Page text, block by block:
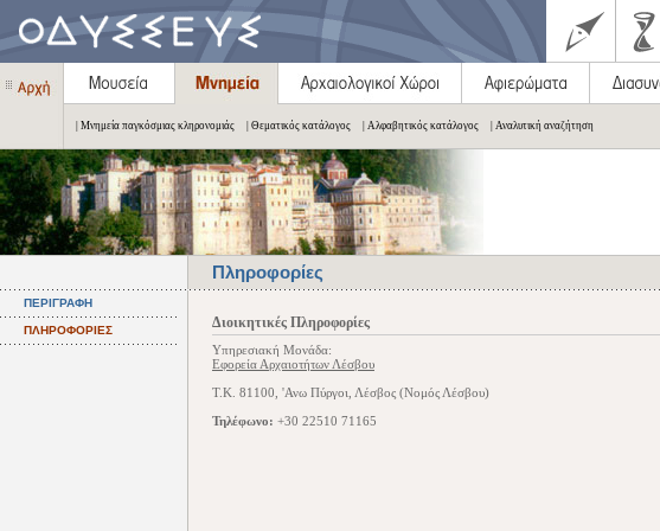
| Μνημεία παγκόσμιας κληρονομιάς | Θεματικός κατάλογος | Αλφαβητικός κατάλογος | Αναλυτική αναζήτηση
Πληροφορίες
ΠΕΡΙΓΡΑΦΗ
ΠΛΗΡΟΦΟΡΙΕΣ Διοικητικές Πληροφορίες
Υπηρεσιακή Μονάδα:
Εφορεία Αρχαιοτήτων Λέσβου
Τ.Κ. 81100, 'Ανω Πύργοι, Λέσβος (Νομός Λέσβου)
Τηλέφωνο: +30 22510 71165